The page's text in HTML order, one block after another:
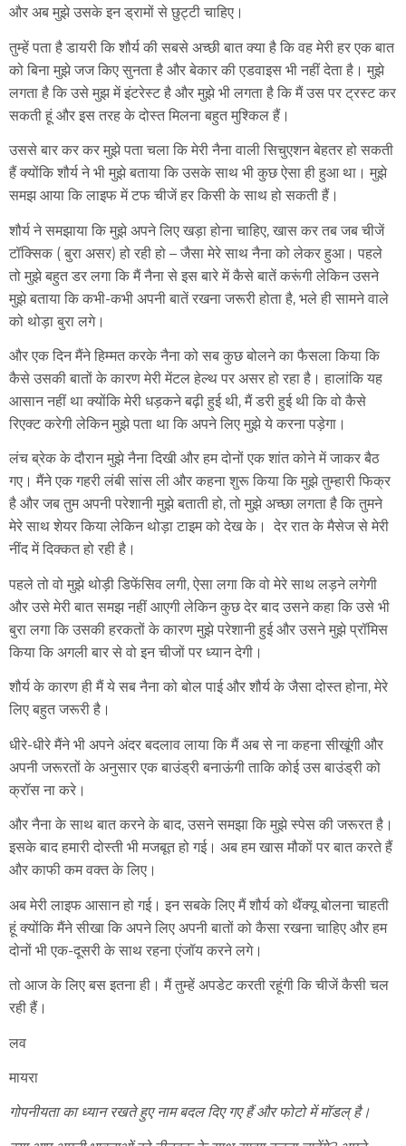
और अब मुझे उसके इन ड्रामों से छुट्टी चाहिए।
तुम्हें पता है डायरी कि शौर्य की सबसे अच्छी बात क्या है कि वह मेरी हर एक बात
को बिना मुझे जज किए सुनता है और बेकार की एडवाइस भी नहीं देता है। मुझे
लगता है कि उसे मुझ में इंटरेस्ट है और मुझे भी लगता है कि मैं उस पर ट्रस्ट कर
सकती हूं और इस तरह के दोस्त मिलना बहुत मुश्किल हैं।
उससे बार कर कर मुझे पता चला कि मेरी नैना वाली सिचुएशन बेहतर हो सकती
हैं क्योंकि शौर्य ने भी मुझे बताया कि उसके साथ भी कुछ ऐसा ही हुआ था। मुझे
समझ आया कि लाइफ में टफ चीजें हर किसी के साथ हो सकती हैं।
शौर्य ने समझाया कि मुझे अपने लिए खड़ा होना चाहिए, खास कर तब जब चीजें
टॉक्सिक ( बुरा असर) हो रही हो – जैसा मेरे साथ नैना को लेकर हुआ। पहले
तो मुझे बहुत डर लगा कि मैं नैना से इस बारे में कैसे बातें करूंगी लेकिन उसने
मुझे बताया कि कभी-कभी अपनी बातें रखना जरूरी होता है, भले ही सामने वाले
को थोड़ा बुरा लगे।
और एक दिन मैंने हिम्मत करके नैना को सब कुछ बोलने का फैसला किया कि
कैसे उसकी बातों के कारण मेरी मेंटल हेल्थ पर असर हो रहा है। हालांकि यह
आसान नहीं था क्योंकि मेरी धड़कने बढ़ी हुई थी, मैं डरी हुई थी कि वो कैसे
रिएक्ट करेगी लेकिन मुझे पता था कि अपने लिए मुझे ये करना पड़ेगा।
लंच ब्रेक के दौरान मुझे नैना दिखी और हम दोनों एक शांत कोने में जाकर बैठ
गए। मैंने एक गहरी लंबी सांस ली और कहना शुरू किया कि मुझे तुम्हारी फिक्र
है और जब तुम अपनी परेशानी मुझे बताती हो, तो मुझे अच्छा लगता है कि तुमने
मेरे साथ शेयर किया लेकिन थोड़ा टाइम को देख के। देर रात के मैसेज से मेरी
नींद में दिक्कत हो रही है।
पहले तो वो मुझे थोड़ी डिफेंसिव लगी, ऐसा लगा कि वो मेरे साथ लड़ने लगेगी
और उसे मेरी बात समझ नहीं आएगी लेकिन कुछ देर बाद उसने कहा कि उसे भी
बुरा लगा कि उसकी हरकतों के कारण मुझे परेशानी हुई और उसने मुझे प्रॉमिस
किया कि अगली बार से वो इन चीजों पर ध्यान देगी।
शौर्य के कारण ही मैं ये सब नैना को बोल पाई और शौर्य के जैसा दोस्त होना, मेरे
लिए बहुत जरूरी है।
धीरे-धीरे मैंने भी अपने अंदर बदलाव लाया कि मैं अब से ना कहना सीखूंगी और
अपनी जरूरतों के अनुसार एक बाउंड्री बनाऊंगी ताकि कोई उस बाउंड्री को
क्रॉस ना करे।
और नैना के साथ बात करने के बाद, उसने समझा कि मुझे स्पेस की जरूरत है।
इसके बाद हमारी दोस्ती भी मजबूत हो गई। अब हम खास मौकों पर बात करते हैं
और काफी कम वक्त के लिए।
अब मेरी लाइफ आसान हो गई। इन सबके लिए मैं शौर्य को थैंक्यू बोलना चाहती
हूं क्योंकि मैंने सीखा कि अपने लिए अपनी बातों को कैसा रखना चाहिए और हम
दोनों भी एक-दूसरी के साथ रहना एंजॉय करने लगे।
तो आज के लिए बस इतना ही। मैं तुम्हें अपडेट करती रहूंगी कि चीजें कैसी चल
रही हैं।
लव
मायरा
गोपनीयता का ध्यान रखते हुए नाम बदल दिए गए हैं और फोटो में मॉडल् है।